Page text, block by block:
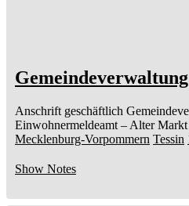
Anschrift geschäftlich
Einwohnermeldeamt – Alter Markt
Mecklenburg-Vorpommern Tessin
Show Notes